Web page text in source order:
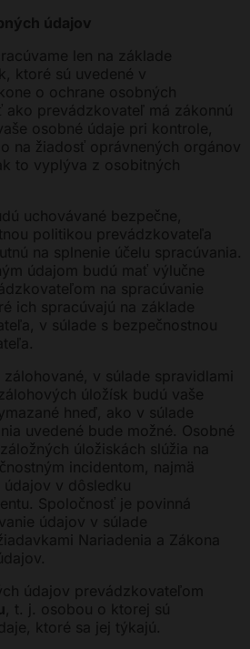
údajov
len na základe
ktoré sú uvedené v
o ochrane osobných
ako prevádzkovateľ má zákonnú
osobné údaje pri kontrole,
na žiadosť oprávnených orgánov
to vyplýva z osobitných
uchovávané bezpečne,
politikou prevádzkovateľa
na splnenie účelu spracúvania.
údajom budú mať výlučne
na spracúvanie
ich spracúvajú na základe
v súlade s bezpečnostnou
v súlade spravidlami
úložísk budú vaše
hneď, ako v súlade
uvedené bude možné. Osobné
úložiskách slúžia na
incidentom, najmä
v dôsledku
Spoločnosť je povinná
údajov v súlade
Nariadenia a Zákona
údajov prevádzkovateľom
, t. j. osobou o ktorej sú
ktoré sa jej týkajú.